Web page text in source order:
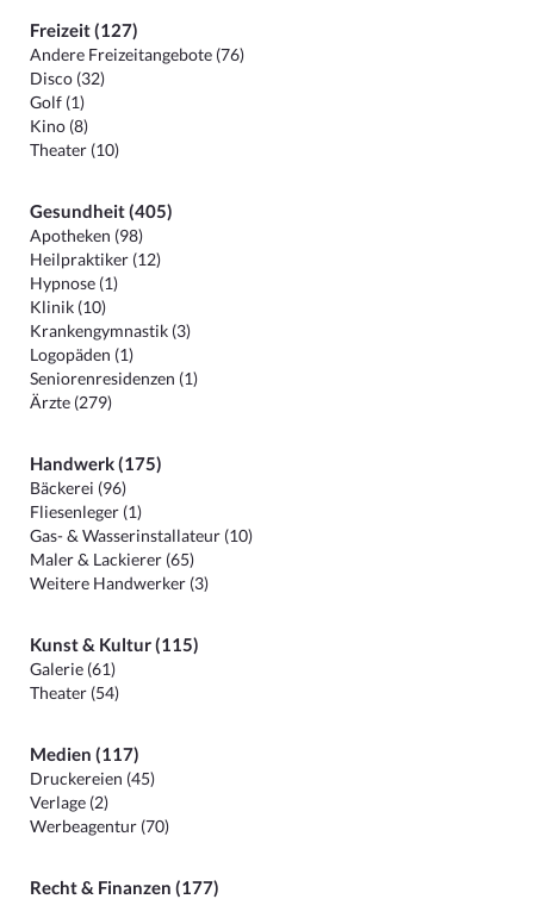
Freizeit (127)
Andere Freizeitangebote (76)
Disco (32)
Golf (1)
Kino (8)
Theater (10)
Gesundheit (405)
Apotheken (98)
Heilpraktiker (12)
Hypnose (1)
Klinik (10)
Krankengymnastik (3)
Logopäden (1)
Seniorenresidenzen (1)
Ärzte (279)
Handwerk (175)
Bäckerei (96)
Fliesenleger (1)
Gas- & Wasserinstallateur (10)
Maler & Lackierer (65)
Weitere Handwerker (3)
Kunst & Kultur (115)
Galerie (61)
Theater (54)
Medien (117)
Druckereien (45)
Verlage (2)
Werbeagentur (70)
Recht & Finanzen (177)